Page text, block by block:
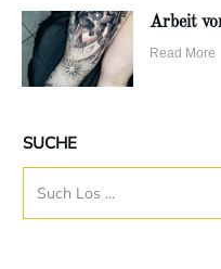
Arbeit
Read More
SUCHE